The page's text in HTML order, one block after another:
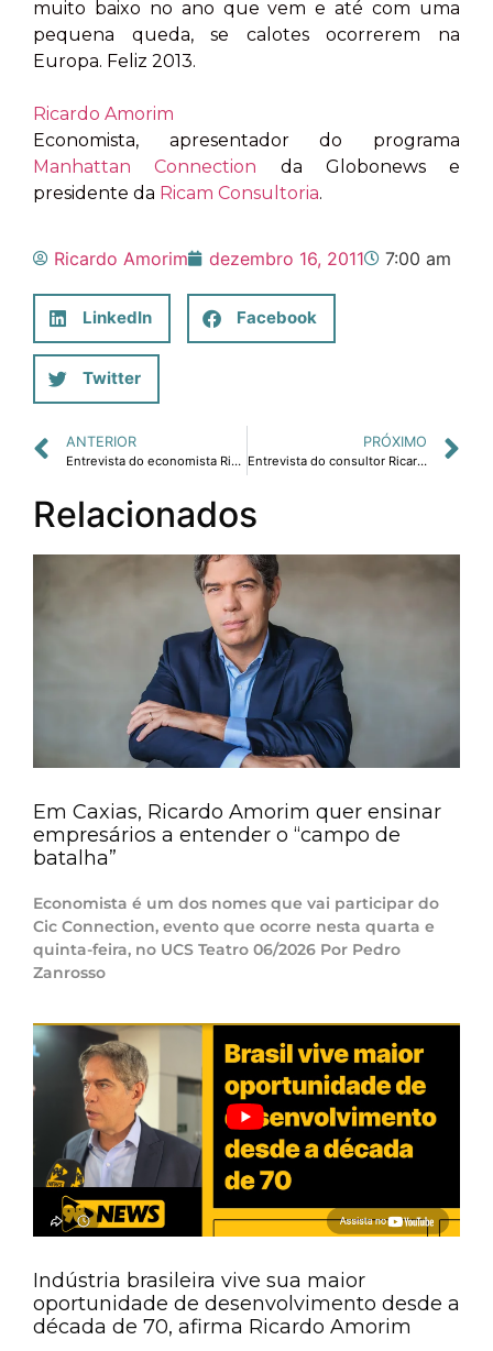
muito baixo no ano que vem e até com uma
pequena queda, se calotes ocorrerem na
Europa. Feliz 2013.
Ricardo Amorim
Economista, apresentador do programa
Manhattan Connection da Globonews e
presidente da Ricam Consultoria.
Ricardo Amorim dezembro 16, 2011 7:00 am
LinkedIn Facebook
Twitter
ANTERIOR
Entrevista do economista Ricardo Amorim ao jornal Tribuna do Norte: maior risco seria não cortar juros.
PRÓXIMO
Entrevista do consultor Ricardo Amorim ao jornal Tribuna do Norte: empresas devem se voltar ao mercado interno.
Relacionados
Em Caxias, Ricardo Amorim quer ensinar
empresários a entender o “campo de
batalha”
Economista é um dos nomes que vai participar do
Cic Connection, evento que ocorre nesta quarta e
quinta-feira, no UCS Teatro 06/2026 Por Pedro
Zanrosso
Indústria brasileira vive sua maior
oportunidade de desenvolvimento desde a
década de 70, afirma Ricardo Amorim